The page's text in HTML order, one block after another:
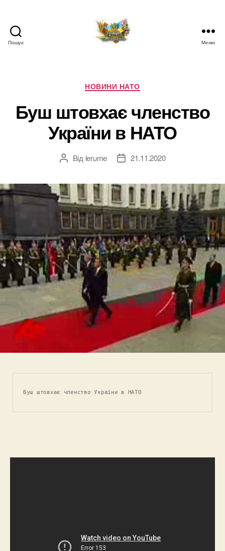
Пошук
Новини
про
НАТО
в
Україні
Меню
Категорії
НОВИНИ НАТО
Буш штовхає членство
України в НАТО
Автор
Від lerume
Дата21.11.2020
Буш штовхає членство України в НАТО